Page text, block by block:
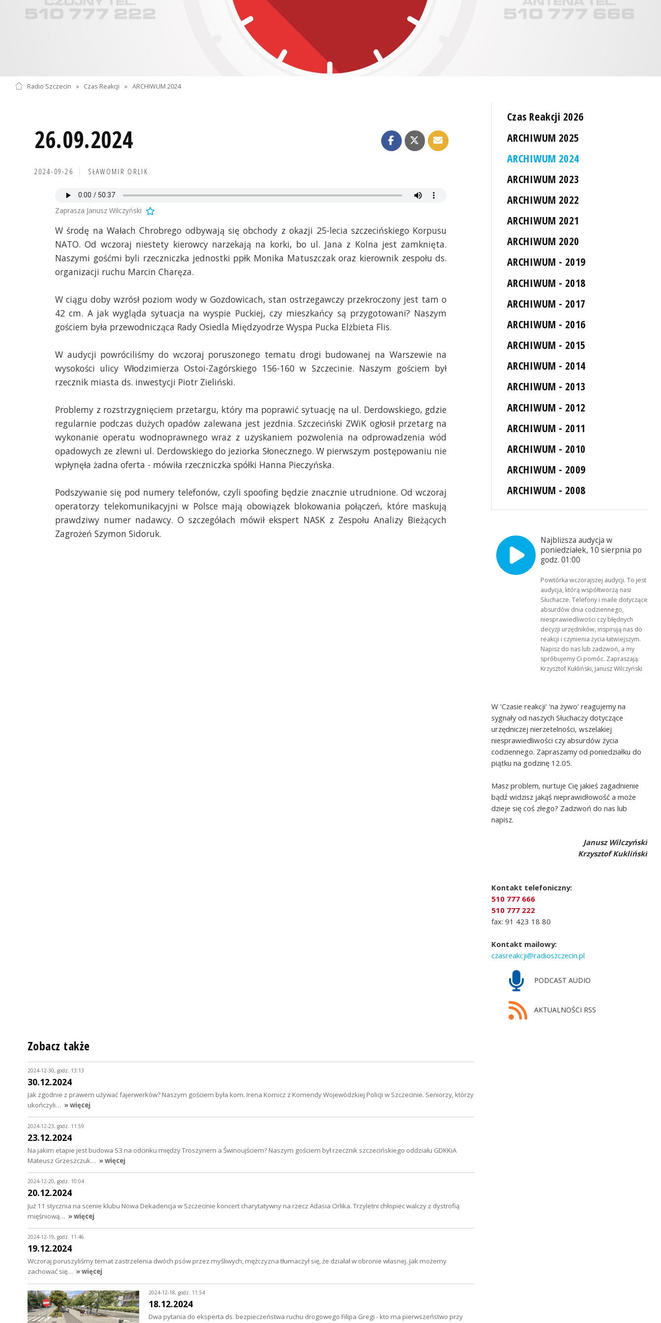
Radio Szczecin » Czas Reakcji » ARCHIWUM 2024
26.09.2024
2024-09-26 SŁAWOMIR ORLIK
Zaprasza Janusz Wilczyński
W środę na Wałach Chrobrego odbywają się obchody z okazji 25-lecia szczecińskiego Korpusu
NATO. Od wczoraj niestety kierowcy narzekają na korki, bo ul. Jana z Kolna jest zamknięta.
Naszymi gośćmi byli rzeczniczka jednostki ppłk Monika Matuszczak oraz kierownik zespołu ds.
organizacji ruchu Marcin Charęza.
W ciągu doby wzrósł poziom wody w Gozdowicach, stan ostrzegawczy przekroczony jest tam o
42 cm. A jak wygląda sytuacja na wyspie Puckiej, czy mieszkańcy są przygotowani? Naszym
gościem była przewodnicząca Rady Osiedla Międzyodrze Wyspa Pucka Elżbieta Flis.
W audycji powróciliśmy do wczoraj poruszonego tematu drogi budowanej na Warszewie na
wysokości ulicy Włodzimierza Ostoi-Zagórskiego 156-160 w Szczecinie. Naszym gościem był
rzecznik miasta ds. inwestycji Piotr Zieliński.
Problemy z rozstrzygnięciem przetargu, który ma poprawić sytuację na ul. Derdowskiego, gdzie
regularnie podczas dużych opadów zalewana jest jezdnia. Szczeciński ZWiK ogłosił przetarg na
wykonanie operatu wodnoprawnego wraz z uzyskaniem pozwolenia na odprowadzenia wód
opadowych ze zlewni ul. Derdowskiego do jeziorka Słonecznego. W pierwszym postępowaniu nie
wpłynęła żadna oferta - mówiła rzeczniczka spółki Hanna Pieczyńska.
Podszywanie się pod numery telefonów, czyli spoofing będzie znacznie utrudnione. Od wczoraj
operatorzy telekomunikacyjni w Polsce mają obowiązek blokowania połączeń, które maskują
prawdziwy numer nadawcy. O szczegółach mówił ekspert NASK z Zespołu Analizy Bieżących
Zagrożeń Szymon Sidoruk.
Czas Reakcji 2026
ARCHIWUM 2025
ARCHIWUM 2024
ARCHIWUM 2023
ARCHIWUM 2022
ARCHIWUM 2021
ARCHIWUM 2020
ARCHIWUM - 2019
ARCHIWUM - 2018
ARCHIWUM - 2017
ARCHIWUM - 2016
ARCHIWUM - 2015
ARCHIWUM - 2014
ARCHIWUM - 2013
ARCHIWUM - 2012
ARCHIWUM - 2011
ARCHIWUM - 2010
ARCHIWUM - 2009
ARCHIWUM - 2008
Najbliższa audycja w
poniedziałek, 10 sierpnia po
godz. 01:00
Powtórka wczorajszej audycji. To jest
audycja, którą współtworzą nasi
Słuchacze. Telefony i maile dotyczące
absurdów dnia codziennego,
niesprawiedliwości czy błędnych
decyzji urzędników, inspirują nas do
reakcji i czynienia życia łatwiejszym.
Napisz do nas lub zadzwoń, a my
spróbujemy Ci pomóc. Zapraszają:
Krzysztof Kukliński, Janusz Wilczyński
W 'Czasie reakcji' 'na żywo' reagujemy na
sygnały od naszych Słuchaczy dotyczące
urzędniczej nierzetelności, wszelakiej
niesprawiedliwości czy absurdów życia
codziennego. Zapraszamy od poniedziałku do
piątku na godzinę 12.05.
Masz problem, nurtuje Cię jakieś zagadnienie
bądź widzisz jakąś nieprawidłowość a może
dzieje się coś złego? Zadzwoń do nas lub
napisz.
Janusz Wilczyński
Krzysztof Kukliński
Kontakt telefoniczny:
510 777 666
510 777 222
fax: 91 423 18 80
Kontakt mailowy:
czasreakcji@radioszczecin.pl
PODCAST AUDIO
AKTUALNOŚCI RSS
Zobacz także
2024-12-30, godz. 13:13
30.12.2024
Jak zgodnie z prawem używać fajerwerków? Naszym gościem była kom. Irena Kornicz z Komendy Wojewódzkiej Policji w Szczecinie. Seniorzy, którzy
ukończyli… » więcej
2024-12-23, godz. 11:59
23.12.2024
Na jakim etapie jest budowa S3 na odcinku między Troszynem a Świnoujściem? Naszym gościem był rzecznik szczecińskiego oddziału GDKKiA
Mateusz Grzeszczuk… » więcej
2024-12-20, godz. 10:04
20.12.2024
Już 11 stycznia na scenie klubu Nowa Dekadencja w Szczecinie koncert charytatywny na rzecz Adasia Orlika. Trzyletni chłopiec walczy z dystrofią
mięśniową… » więcej
2024-12-19, godz. 11:46
19.12.2024
Wczoraj poruszyliśmy temat zastrzelenia dwóch psów przez myśliwych, mężczyzna tłumaczył się, że działał w obronie własnej. Jak możemy
zachować się… » więcej
2024-12-18, godz. 11:54
18.12.2024
Dwa pytania do eksperta ds. bezpieczeństwa ruchu drogowego Filipa Gregi - kto ma pierwszeństwo przy